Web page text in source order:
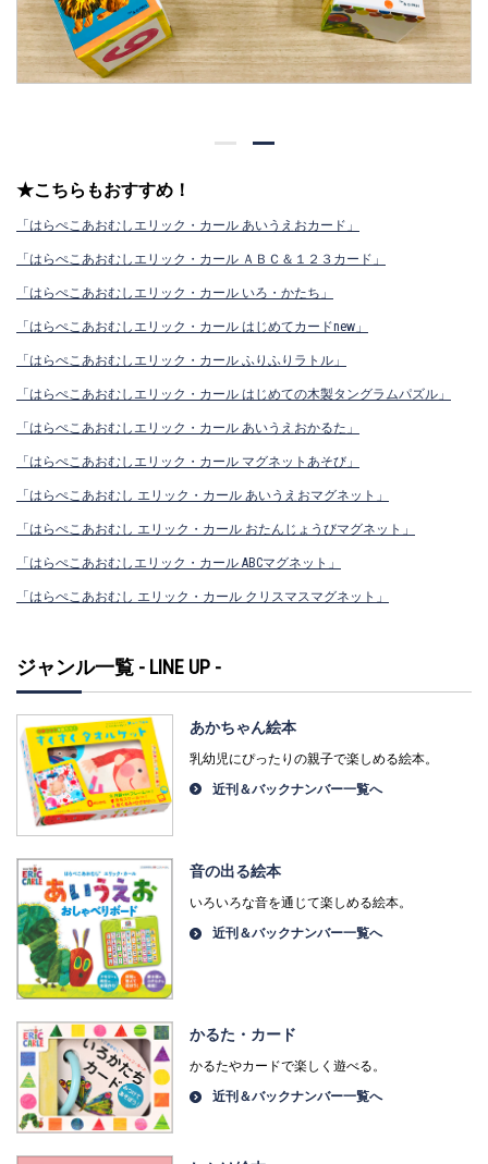
★こちらもおすすめ！
「はらぺこあおむしエリック・カール あいうえおカード」
「はらぺこあおむしエリック・カール ＡＢＣ＆１２３カード」
「はらぺこあおむしエリック・カール いろ・かたち」
「はらぺこあおむしエリック・カール はじめてカードnew」
「はらぺこあおむしエリック・カール ふりふりラトル」
「はらぺこあおむしエリック・カール はじめての木製タングラムパズル」
「はらぺこあおむしエリック・カール あいうえおかるた」
「はらぺこあおむしエリック・カール マグネットあそび」
「はらぺこあおむし エリック・カール あいうえおマグネット」
「はらぺこあおむし エリック・カール おたんじょうびマグネット」
「はらぺこあおむしエリック・カール ABCマグネット」
「はらぺこあおむし エリック・カール クリスマスマグネット」
ジャンル一覧 - LINE UP -
あかちゃん絵本
乳幼児にぴったりの親子で楽しめる絵本。
近刊＆バックナンバー一覧へ
音の出る絵本
いろいろな音を通じて楽しめる絵本。
近刊＆バックナンバー一覧へ
かるた・カード
かるたやカードで楽しく遊べる。
近刊＆バックナンバー一覧へ